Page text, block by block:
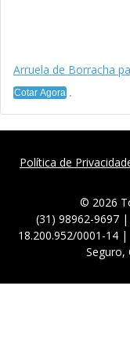
Arruela de Borracha
Cotar Agora
Política de
© 2026
(31) 98962-9697
18.200.952/0001-14
Seguro,